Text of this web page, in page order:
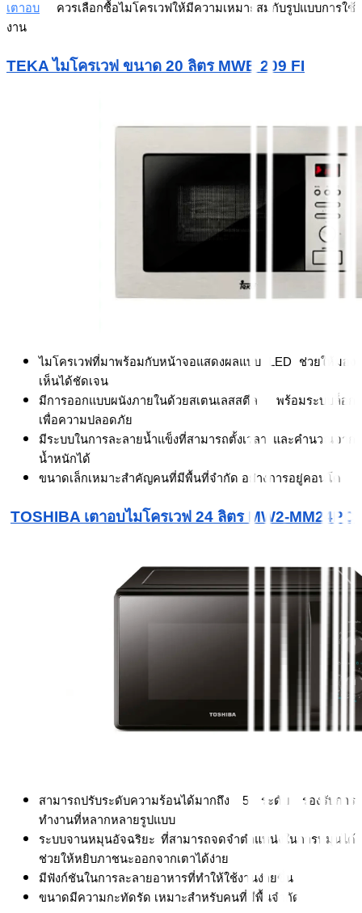
เตาอบ ควรเลือกซื้อไมโครเวฟให้มีความเหมาะสมกับรูปแบบการใช้
งาน
TEKA ไมโครเวฟ ขนาด 20 ลิตร MWE 209 FI
ไมโครเวฟที่มาพร้อมกับหน้าจอแสดงผลแบบ LED ช่วยให้มอง
เห็นได้ชัดเจน
มีการออกแบบผนังภายในด้วยสเตนเลสสตีล พร้อมระบบล็อก
เพื่อความปลอดภัย
มีระบบในการละลายน้ำแข็งที่สามารถตั้งเวลา และคำนวณจาก
น้ำหนักได้
ขนาดเล็กเหมาะสำคัญคนที่มีพื้นที่จำกัด อย่างการอยู่คอนโด
TOSHIBA เตาอบไมโครเวฟ 24 ลิตร MW2-MM24PC
สามารถปรับระดับความร้อนได้มากถึง 5 ระดับ รองรับการ
ทำงานที่หลากหลายรูปแบบ
ระบบจานหมุนอัจฉริยะ ที่สามารถจดจำตำแหน่งในการหมุนได้
ช่วยให้หยิบภาชนะออกจากเตาได้ง่าย
มีฟังก์ชันในการละลายอาหารที่ทำให้ใช้งานง่ายขึ้น
ขนาดมีความกะทัดรัด เหมาะสำหรับคนที่มีพื้นจำกัด